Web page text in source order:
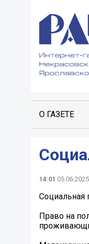
О ГАЗЕТЕ
14:01
Право на